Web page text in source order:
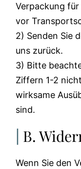
Verpackung
vor
2) Senden Sie
uns zurück.
3) Bitte
Ziffern 1-2
wirksame
sind.
B.
Wenn Sie den